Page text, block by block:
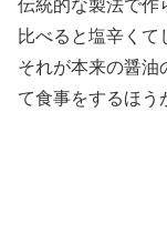
伝統的な製法で作
比べると塩辛くて
それが本来の醤油
て食事をするほう